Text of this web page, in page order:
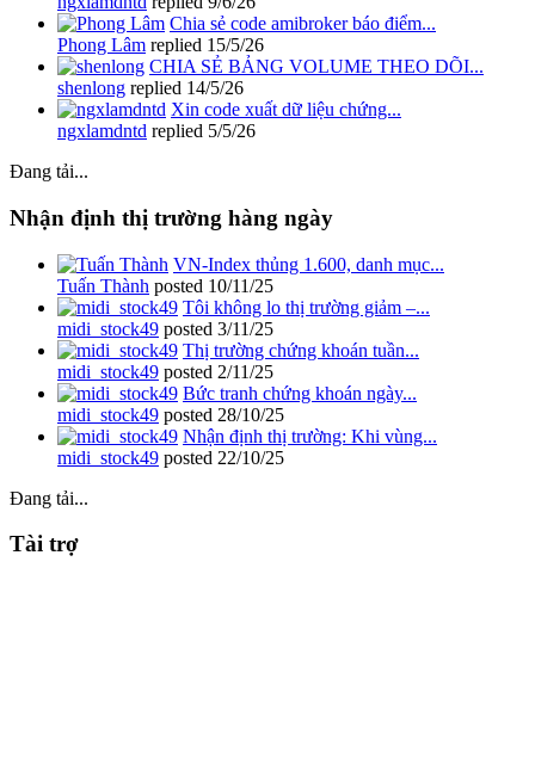
Chia sẻ code amibroker báo điểm...
Phong Lâm replied 15/5/26
CHIA SẺ BẢNG VOLUME THEO DÕI...
shenlong replied 14/5/26
Xin code xuất dữ liệu chứng...
ngxlamdntd replied 5/5/26
Đang tải...
Nhận định thị trường hàng ngày
VN-Index thủng 1.600, danh mục...
Tuấn Thành posted 10/11/25
Tôi không lo thị trường giảm –...
midi_stock49 posted 3/11/25
Thị trường chứng khoán tuần...
midi_stock49 posted 2/11/25
Bức tranh chứng khoán ngày...
midi_stock49 posted 28/10/25
Nhận định thị trường: Khi vùng...
midi_stock49 posted 22/10/25
Đang tải...
Tài trợ